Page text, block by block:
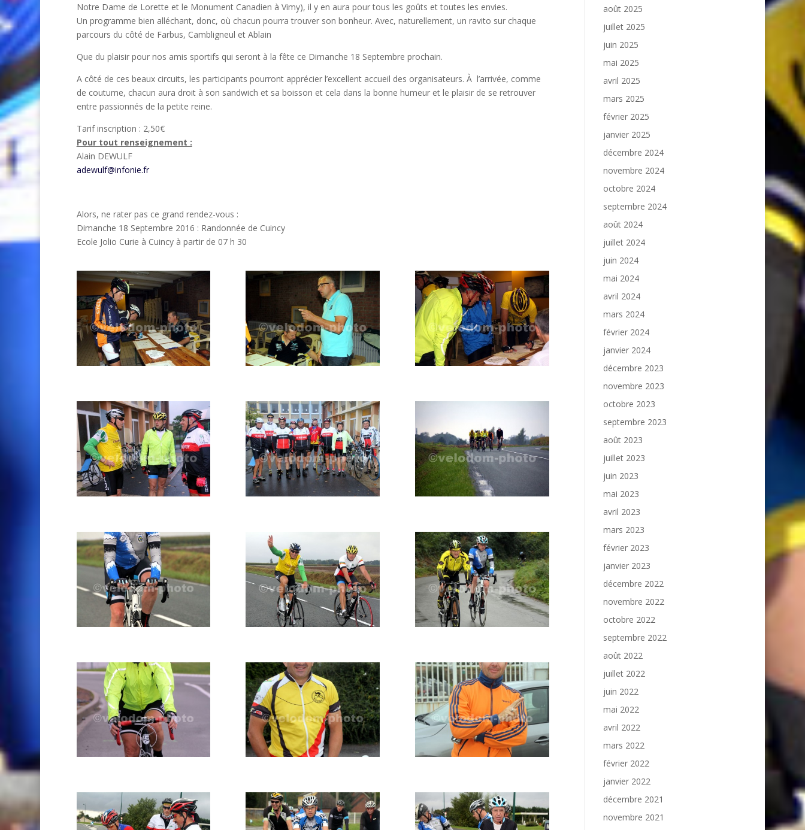
Notre Dame de Lorette et le Monument Canadien à Vimy), il y en aura pour tous les goûts et toutes les envies.
Un programme bien alléchant, donc, où chacun pourra trouver son bonheur. Avec, naturellement, un ravito sur chaque
parcours du côté de Farbus, Cambligneul et Ablain
Que du plaisir pour nos amis sportifs qui seront à la fête ce Dimanche 18 Septembre prochain.
A côté de ces beaux circuits, les participants pourront apprécier l’excellent accueil des organisateurs. À l’arrivée, comme
de coutume, chacun aura droit à son sandwich et sa boisson et cela dans la bonne humeur et le plaisir de se retrouver
entre passionnés de la petite reine.
Tarif inscription : 2,50€
Pour tout renseignement :
Alain DEWULF
adewulf@infonie.fr
Alors, ne rater pas ce grand rendez-vous :
Dimanche 18 Septembre 2016 : Randonnée de Cuincy
Ecole Jolio Curie à Cuincy à partir de 07 h 30
août 2025
juillet 2025
juin 2025
mai 2025
avril 2025
mars 2025
février 2025
janvier 2025
décembre 2024
novembre 2024
octobre 2024
septembre 2024
août 2024
juillet 2024
juin 2024
mai 2024
avril 2024
mars 2024
février 2024
janvier 2024
décembre 2023
novembre 2023
octobre 2023
septembre 2023
août 2023
juillet 2023
juin 2023
mai 2023
avril 2023
mars 2023
février 2023
janvier 2023
décembre 2022
novembre 2022
octobre 2022
septembre 2022
août 2022
juillet 2022
juin 2022
mai 2022
avril 2022
mars 2022
février 2022
janvier 2022
décembre 2021
novembre 2021